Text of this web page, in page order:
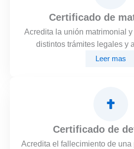
Certificado de
Acredita la unión matrimonial
distintos trámites legales y
Leer mas
Certificado de
Acredita el fallecimiento de